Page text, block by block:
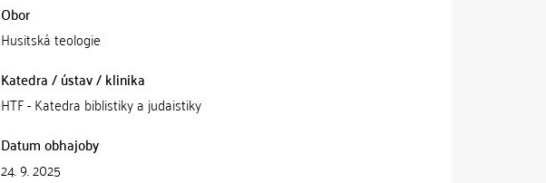
Obor
Husitská teologie
Katedra / ústav / klinika
HTF - Katedra biblistiky a judaistiky
Datum obhajoby
24. 9. 2025